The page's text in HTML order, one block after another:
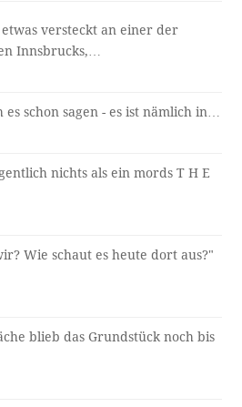
etwas versteckt an einer der
Innsbrucks,…
es schon sagen - es ist nämlich in…
nichts als ein mords T H E
Wie schaut es heute dort aus?"
blieb das Grundstück noch bis